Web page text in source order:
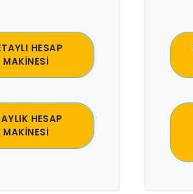
HESAP
MAKİNESİ
HESAP
MAKİNESİ